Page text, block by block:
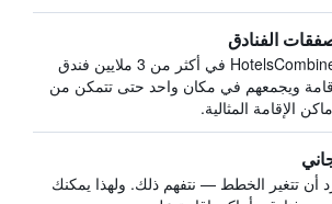
الفنادق
يبحث HotelsCombined في أكثر من 3 ملايين فندق
ويجمعهم في مكان واحد حتى تتمكن من
الإقامة المثالية.
أن تتغير الخطط — نتفهم ذلك. ولهذا يمكنك